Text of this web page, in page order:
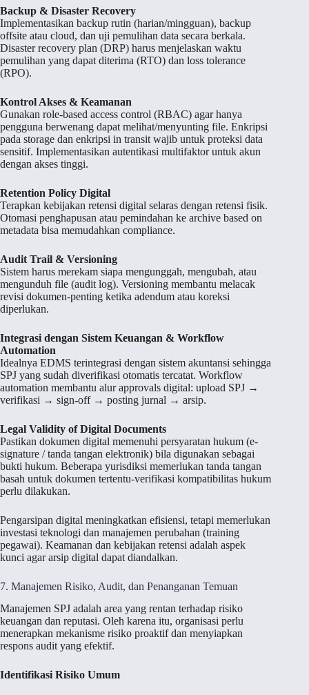
Backup & Disaster Recovery
Implementasikan backup rutin (harian/mingguan), backup
offsite atau cloud, dan uji pemulihan data secara berkala.
Disaster recovery plan (DRP) harus menjelaskan waktu
pemulihan yang dapat diterima (RTO) dan loss tolerance
(RPO).
Kontrol Akses & Keamanan
Gunakan role-based access control (RBAC) agar hanya
pengguna berwenang dapat melihat/menyunting file. Enkripsi
pada storage dan enkripsi in transit wajib untuk proteksi data
sensitif. Implementasikan autentikasi multifaktor untuk akun
dengan akses tinggi.
Retention Policy Digital
Terapkan kebijakan retensi digital selaras dengan retensi fisik.
Otomasi penghapusan atau pemindahan ke archive based on
metadata bisa memudahkan compliance.
Audit Trail & Versioning
Sistem harus merekam siapa mengunggah, mengubah, atau
mengunduh file (audit log). Versioning membantu melacak
revisi dokumen-penting ketika adendum atau koreksi
diperlukan.
Integrasi dengan Sistem Keuangan & Workflow
Automation
Idealnya EDMS terintegrasi dengan sistem akuntansi sehingga
SPJ yang sudah diverifikasi otomatis tercatat. Workflow
automation membantu alur approvals digital: upload SPJ →
verifikasi → sign-off → posting jurnal → arsip.
Legal Validity of Digital Documents
Pastikan dokumen digital memenuhi persyaratan hukum (e-
signature / tanda tangan elektronik) bila digunakan sebagai
bukti hukum. Beberapa yurisdiksi memerlukan tanda tangan
basah untuk dokumen tertentu-verifikasi kompatibilitas hukum
perlu dilakukan.
Pengarsipan digital meningkatkan efisiensi, tetapi memerlukan
investasi teknologi dan manajemen perubahan (training
pegawai). Keamanan dan kebijakan retensi adalah aspek
kunci agar arsip digital dapat diandalkan.
7. Manajemen Risiko, Audit, dan Penanganan Temuan
Manajemen SPJ adalah area yang rentan terhadap risiko
keuangan dan reputasi. Oleh karena itu, organisasi perlu
menerapkan mekanisme risiko proaktif dan menyiapkan
respons audit yang efektif.
Identifikasi Risiko Umum